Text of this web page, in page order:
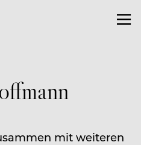
mit weiteren